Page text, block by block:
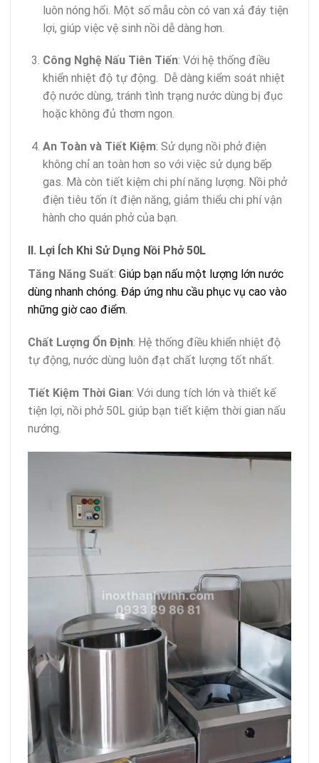
luôn nóng hổi. Một số mẫu còn có van xả đáy tiện
lợi, giúp việc vệ sinh nồi dễ dàng hơn.
Công Nghệ Nấu Tiên Tiến: Với hệ thống điều
khiển nhiệt độ tự động. Dễ dàng kiểm soát nhiệt
độ nước dùng, tránh tình trạng nước dùng bị đục
hoặc không đủ thơm ngon.
An Toàn và Tiết Kiệm: Sử dụng nồi phở điện
không chỉ an toàn hơn so với việc sử dụng bếp
gas. Mà còn tiết kiệm chi phí năng lượng. Nồi phở
điện tiêu tốn ít điện năng, giảm thiểu chi phí vận
hành cho quán phở của bạn.
II. Lợi Ích Khi Sử Dụng Nồi Phở 50L
Tăng Năng Suất: Giúp bạn nấu một lượng lớn nước
dùng nhanh chóng. Đáp ứng nhu cầu phục vụ cao vào
những giờ cao điểm.
Chất Lượng Ổn Định: Hệ thống điều khiển nhiệt độ
tự động, nước dùng luôn đạt chất lượng tốt nhất.
Tiết Kiệm Thời Gian: Với dung tích lớn và thiết kế
tiện lợi, nồi phở 50L giúp bạn tiết kiệm thời gian nấu
nướng.